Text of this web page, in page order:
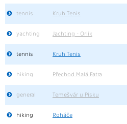
tennis Kruh Tenis
yachting Jachting - Orlík
tennis Kruh Tenis
hiking Přechod Malá Fatra
general Temešvár u Písku
hiking Roháče